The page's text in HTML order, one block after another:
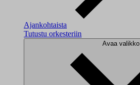
Ajankohtaista
Tutustu orkesteriin
Avaa valikko